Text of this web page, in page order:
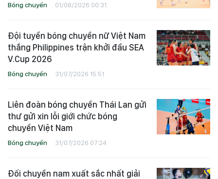
Bóng chuyền 01/08/2026 00:31
Đội tuyển bóng chuyền nữ Việt Nam
thắng Philippines trận khởi đầu SEA
V.Cup 2026
Bóng chuyền 31/07/2026 15:51
Liên đoàn bóng chuyền Thái Lan gửi
thư gửi xin lỗi giới chức bóng
chuyền Việt Nam
Bóng chuyền 31/07/2026 07:24
Đối chuyền nam xuất sắc nhất giải